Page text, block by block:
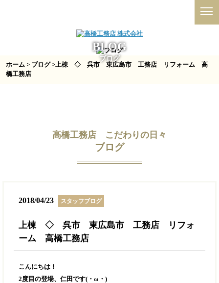
BLOG
ブログ
ホーム > ブログ>上棟 ◇ 呉市 東広島市 工務店 リフォーム 高
橋工務店
高橋工務店 こだわりの日々
ブログ
2018/04/23 スタッフブログ
上棟 ◇ 呉市 東広島市 工務店 リフォ
ーム 高橋工務店
こんにちは！
2度目の登場、仁田です(・ω・)